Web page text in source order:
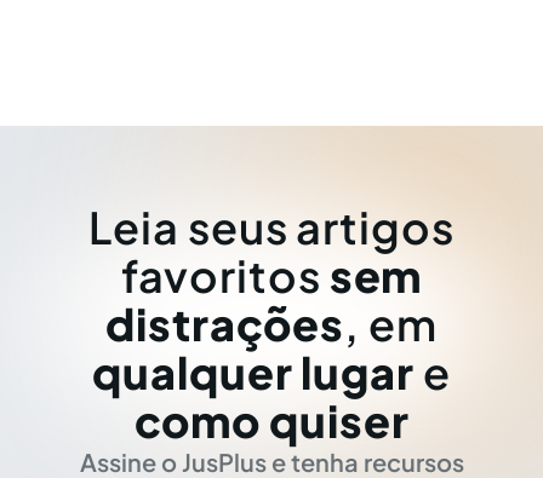
Leia seus artigos
favoritos sem
distrações, em
qualquer lugar e
como quiser
Assine o JusPlus e tenha recursos